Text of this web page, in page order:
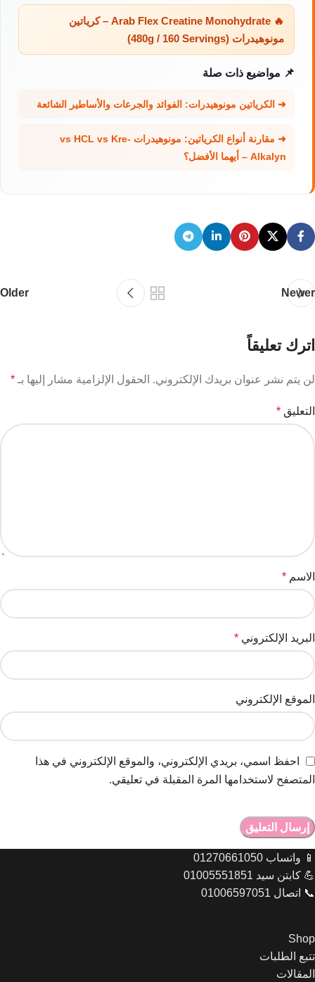
🔥 Arab Flex Creatine Monohydrate – كرياتين
مونوهيدرات (480g / 160 Servings)
📌 مواضيع ذات صلة
➜ الكرياتين مونوهيدرات: الفوائد والجرعات والأساطير الشائعة
➜ مقارنة أنواع الكرياتين: مونوهيدرات vs HCL vs Kre-
Alkalyn – أيهما الأفضل؟
Newer
Older
اترك تعليقاً
لن يتم نشر عنوان بريدك الإلكتروني. الحقول الإلزامية مشار إليها بـ *
التعليق *
الاسم *
البريد الإلكتروني *
الموقع الإلكتروني
احفظ اسمي، بريدي الإلكتروني، والموقع الإلكتروني في هذا
المتصفح لاستخدامها المرة المقبلة في تعليقي.
📱 واتساب 01270661050
💪 كابتن سيد 01005551851
📞 اتصال 01006597051
Shop
تتبع الطلبات
المقالات